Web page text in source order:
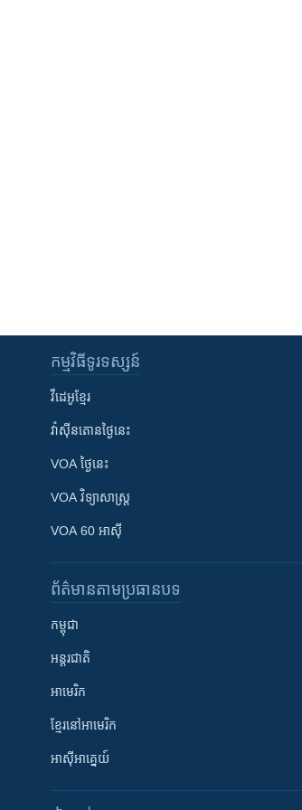
កម្មវិធី​ទូរទស្សន៍
វីដេអូ​ខ្មែរ
វ៉ាស៊ីនតោន​ថ្ងៃ​នេះ
VOA ថ្ងៃនេះ
VOA ​វិទ្យាសាស្ត្រ
VOA 60 អាស៊ី
ព័ត៌មាន​តាមប្រធានបទ​
កម្ពុជា
អន្តរជាតិ
អាមេរិក
ខ្មែរ​នៅអាមេរិក
អាស៊ីអាគ្នេយ៍